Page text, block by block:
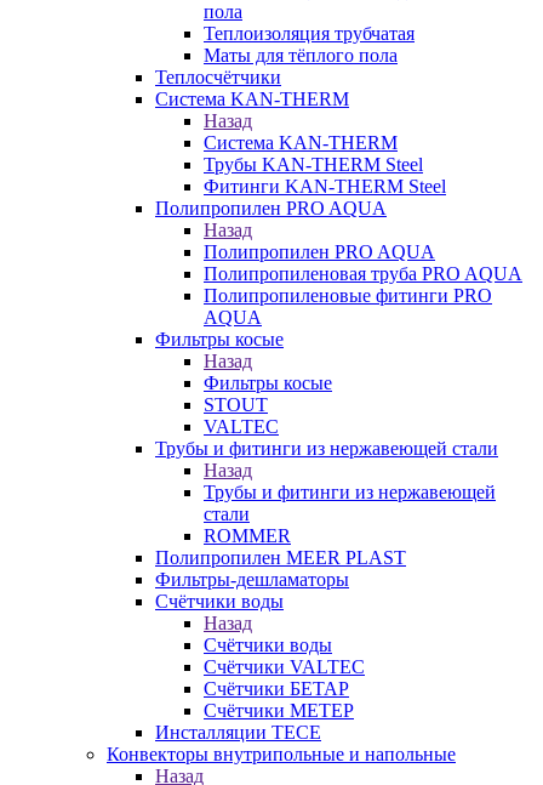
пола
Теплоизоляция трубчатая
Маты для тёплого пола
Теплосчётчики
Система KAN-THERM
Назад
Система KAN-THERM
Трубы KAN-THERM Steel
Фитинги KAN-THERM Steel
Полипропилен PRO AQUA
Назад
Полипропилен PRO AQUA
Полипропиленовая труба PRO AQUA
Полипропиленовые фитинги PRO
AQUA
Фильтры косые
Назад
Фильтры косые
STOUT
VALTEC
Трубы и фитинги из нержавеющей стали
Назад
Трубы и фитинги из нержавеющей
стали
ROMMER
Полипропилен MEER PLAST
Фильтры-дешламаторы
Счётчики воды
Назад
Счётчики воды
Счётчики VALTEC
Счётчики БЕТАР
Счётчики МЕТЕР
Инсталляции TECE
Конвекторы внутрипольные и напольные
Назад